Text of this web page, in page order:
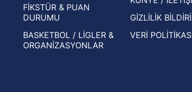
FİKSTÜR & PUAN
DURUMU
BASKETBOL / LİGLER &
ORGANİZASYONLAR
GİZLİLİK
VERİ